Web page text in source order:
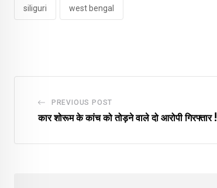
siliguri west bengal
PREVIOUS POST
कार शोरूम के कांच को तोड़ने वाले दो आरोपी गिरफ्तार !